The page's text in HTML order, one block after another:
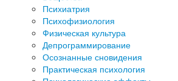
Психиатрия
Психофизиология
Физическая культура
Депрограммирование
Осознанные сновидения
Практическая психология